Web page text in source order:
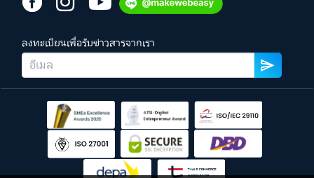
ลงทะเบียนเพื่อรับข่าวสารจากเรา